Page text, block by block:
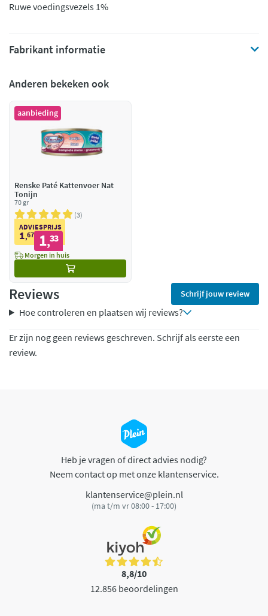
Ruwe voedingsvezels 1%
Fabrikant informatie
Anderen bekeken ook
aanbieding
Renske Paté Kattenvoer Nat
Tonijn
70 gr
3
ADVIESPRIJS
1,67 1,33
Morgen in huis
Reviews Schrijf jouw review
Hoe controleren en plaatsen wij reviews?
Er zijn nog geen reviews geschreven. Schrijf als eerste een
review.
Heb je vragen of direct advies nodig?
Neem contact op met onze klantenservice.
klantenservice@plein.nl
(ma t/m vr 08:00 - 17:00)
8,8/10
12.856 beoordelingen